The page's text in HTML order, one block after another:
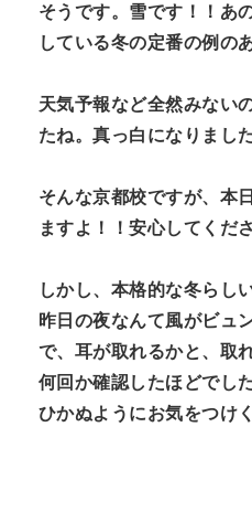
そうです。雪です！！あ
している冬の定番の例の
天気予報など全然みない
たね。真っ白になりました
そんな京都校ですが、本
ますよ！！安心してくだ
しかし、本格的な冬らし
昨日の夜なんて風がビュ
で、耳が取れるかと、取
何回か確認したほどでし
ひかぬようにお気をつけ